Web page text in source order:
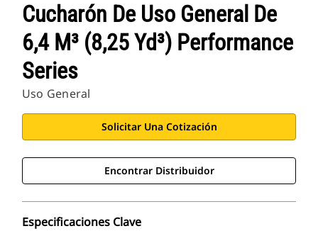
Cucharón De Uso General De
6,4 M³ (8,25 Yd³) Performance
Series
Uso General
Solicitar Una Cotización
Encontrar Distribuidor
Especificaciones Clave